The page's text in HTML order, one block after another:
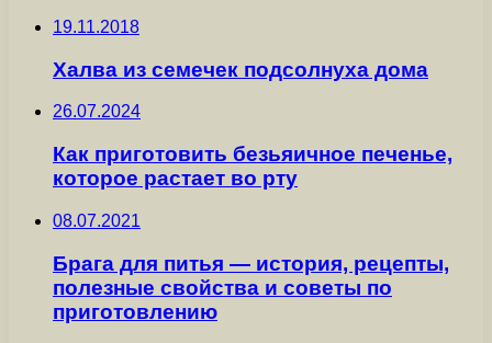
19.11.2018
Халва из семечек подсолнуха дома
26.07.2024
Как приготовить безьяичное печенье,
которое растает во рту
08.07.2021
Брага для питья — история, рецепты,
полезные свойства и советы по
приготовлению